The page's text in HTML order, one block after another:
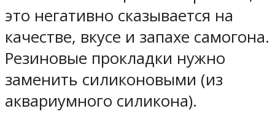
это негативно сказывается на
качестве, вкусе и запахе самогона.
Резиновые прокладки нужно
заменить силиконовыми (из
аквариумного силикона).